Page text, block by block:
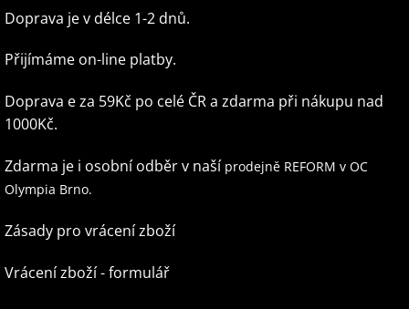
Doprava je v délce 1-2 dnů.
Přijímáme on-line platby.
Doprava e za 59Kč po celé ČRa zdarma při nákupu nad
1000Kč.
Zdarma je i osobní odběr v naší prodejně REFORM v OC
Olympia Brno.
Zásady pro vrácení zboží
Vrácení zboží - formulář